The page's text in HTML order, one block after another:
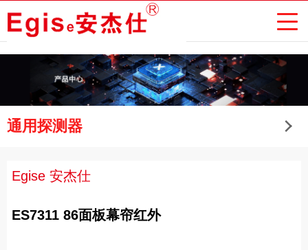
通用探测器
Egise 安杰仕
ES7311 86面板幕帘红外